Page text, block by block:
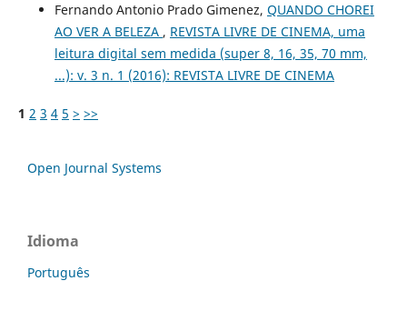
Fernando Antonio Prado Gimenez, QUANDO CHOREI
AO VER A BELEZA , REVISTA LIVRE DE CINEMA, uma
leitura digital sem medida (super 8, 16, 35, 70 mm,
...): v. 3 n. 1 (2016): REVISTA LIVRE DE CINEMA
1 2 3 4 5 > >>
Open Journal Systems
Idioma
Português